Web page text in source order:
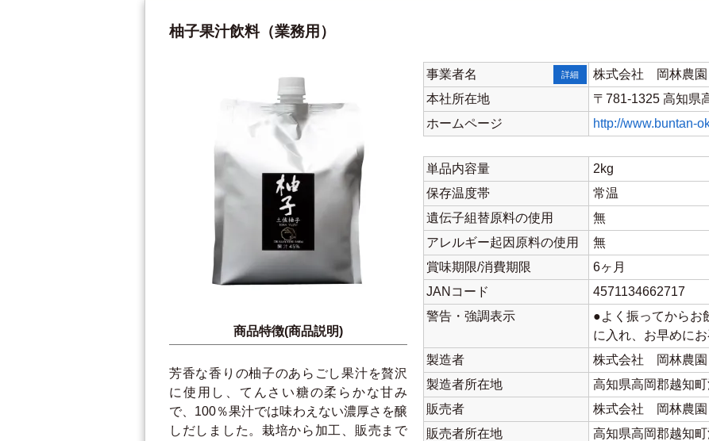
柚子果汁飲料（業務用）
商品特徴(商品説明)
芳香な香りの柚子のあらごし果汁を贅沢
に使用し、てんさい糖の柔らかな甘み
で、100％果汁では味わえない濃厚さを醸
しだしました。栽培から加工、販売まで
事業者名 詳細
株式会社 岡林農園
本社所在地
〒781-1325 高知県
ホームページ
http://www.buntan-
単品内容量
2kg
保存温度帯
常温
遺伝子組替原料の使用
無
アレルギー起因原料の使用
無
賞味期限/消費期限
6ヶ月
JANコード
4571134662717
警告・強調表示
●よく振ってからお
に入れ、お早めに
製造者
株式会社 岡林農園
製造者所在地
高知県高岡郡越知
販売者
株式会社 岡林農園
販売者所在地
高知県高岡郡越知